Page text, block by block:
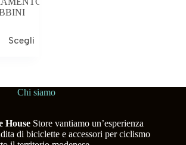
Scegli
Chi siamo
HouseStore vantiamo un’esperienza
di biciclette e accessori per ciclismo